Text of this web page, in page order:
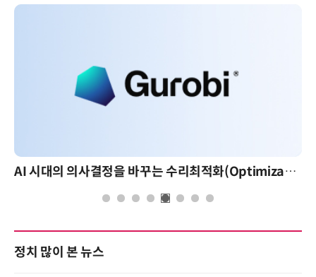
AI 시대의 의사결정을 바꾸는 수리최적화(Optimization): 실제 산업 적용 사례와 활용 전략
정치 많이 본 뉴스